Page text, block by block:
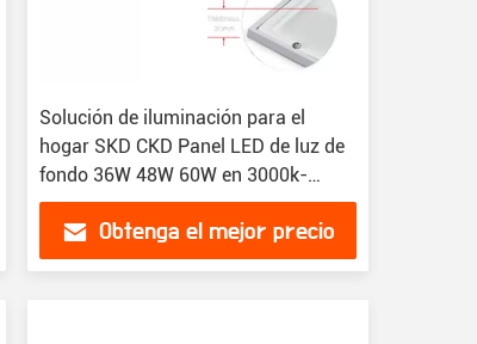
Solución de iluminación para el
hogar SKD CKD Panel LED de luz de
fondo 36W 48W 60W en 3000k-
6000k
Obtenga el mejor precio